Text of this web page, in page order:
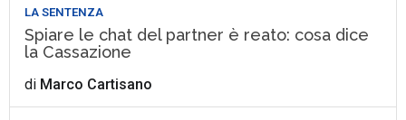
LA SENTENZA
Spiare le chat del partner è reato: cosa dice
la Cassazione
di Marco Cartisano